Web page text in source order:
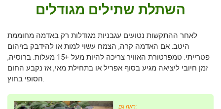
השתלת שתילים מגודלים
לאחר ההתקשות נטועים עגבניות מגודלות רק באדמה מחוממת
היטב. אם האדמה קרה, הצמח עשוי למות או להידבק בזיהום
פטרייתי. טמפרטורת האוויר צריכה להיות מעל +15 מעלות. ברוסיה,
זמן חיובי ליציאה מגיע בסוף אפריל או בתחילת מאי, אז נקבע החום
הסופי בחוץ.
ראה גם: